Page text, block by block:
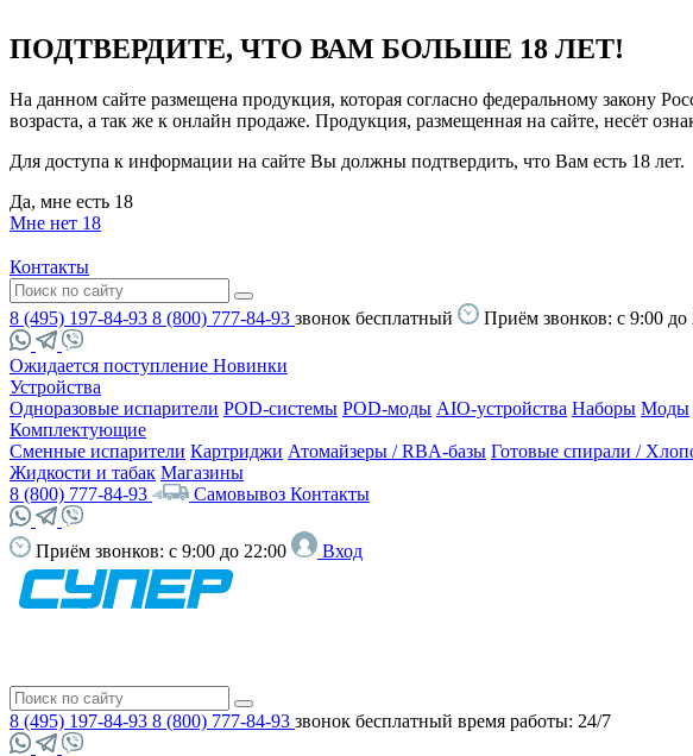
ПОДТВЕРДИТЕ, ЧТО ВАМ БОЛЬШЕ 18 ЛЕТ!
На данном сайте размещена продукция, которая согласно федеральному закону
возраста, а так же к онлайн продаже. Продукция, размещенная на сайте, несёт
Для доступа к информации на сайте Вы должны подтвердить, что Вам есть 18 лет.
Да, мне есть 18
Мне нет 18
Контакты
8 (495) 197-84-93 8 (800) 777-84-93 звонок бесплатный Приём звонков: с 9:00 до
Ожидается поступление Новинки
Устройства
Одноразовые испарители POD-системы POD-моды AIO-устройства Наборы Моды
Комплектующие
Сменные испарители Картриджи Атомайзеры / RBA-базы Готовые спирали /
Жидкости и табак Магазины
8 (800) 777-84-93
Самовывоз Контакты
Приём звонков: с 9:00 до 22:00 Вход
8 (495) 197-84-93 8 (800) 777-84-93 звонок бесплатный время работы: 24/7